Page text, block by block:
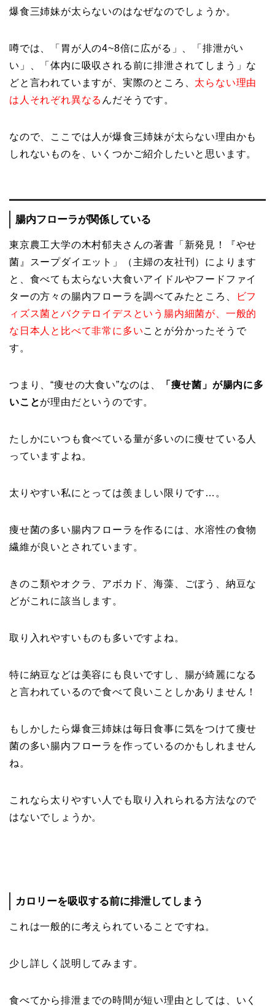
爆食三姉妹が太らないのはなぜなのでしょうか。
噂では、「胃が人の4~8倍に広がる」、「排泄がい
い」、「体内に吸収される前に排泄されてしまう」な
どと言われていますが、実際のところ、 太らない理由
は人それぞれ異なる んだそうです。
なので、ここでは人が爆食三姉妹が太らない理由かも
しれないものを、いくつかご紹介したいと思います。
腸内フローラが関係している
東京農工大学の木村郁夫さんの著書「新発見！『やせ
菌』スープダイエット」（主婦の友社刊）によります
と、食べても太らない大食いアイドルやフードファイ
ターの方々の腸内フローラを調べてみたところ、
ビフ
ィズス菌とバクテロイデスという腸内細菌が、一般的
な日本人と比べて非常に多いことが分かったそうで
す。
つまり、“痩せの大食い”なのは、
「痩せ菌」が腸内に多
いことが理由だというのです。
たしかにいつも食べている量が多いのに痩せている人
っていますよね。
太りやすい私にとっては羨ましい限りです…。
痩せ菌の多い腸内フローラを作るには、水溶性の食物
繊維が良いとされています。
きのこ類やオクラ、アボカド、海藻、ごぼう、納豆な
どがこれに該当します。
取り入れやすいものも多いですよね。
特に納豆などは美容にも良いですし、腸が綺麗になる
と言われているので食べて良いことしかありません！
もしかしたら爆食三姉妹は毎日食事に気をつけて痩せ
菌の多い腸内フローラを作っているのかもしれません
ね。
これなら太りやすい人でも取り入れられる方法なので
はないでしょうか。
カロリーを吸収する前に排泄してしまう
これは一般的に考えられていることですね。
少し詳しく説明してみます。
食べてから排泄までの時間が短い理由としては、いく